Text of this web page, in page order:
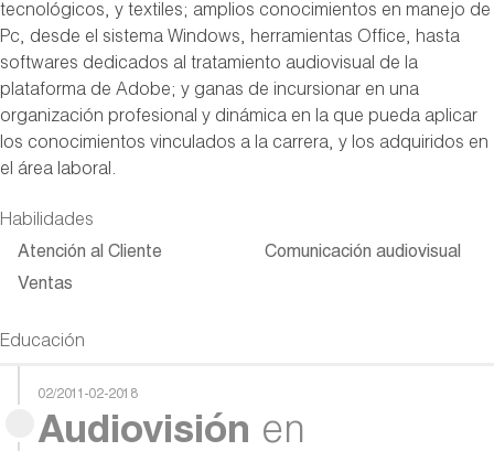
tecnológicos, y textiles; amplios conocimientos en manejo de
Pc, desde el sistema Windows, herramientas Office, hasta
softwares dedicados al tratamiento audiovisual de la
plataforma de Adobe; y ganas de incursionar en una
organización profesional y dinámica en la que pueda aplicar
los conocimientos vinculados a la carrera, y los adquiridos en
el área laboral.
Habilidades
Atención al Cliente
Comunicación audiovisual
Ventas
Educación
02/2011-02-2018
Audiovisión en